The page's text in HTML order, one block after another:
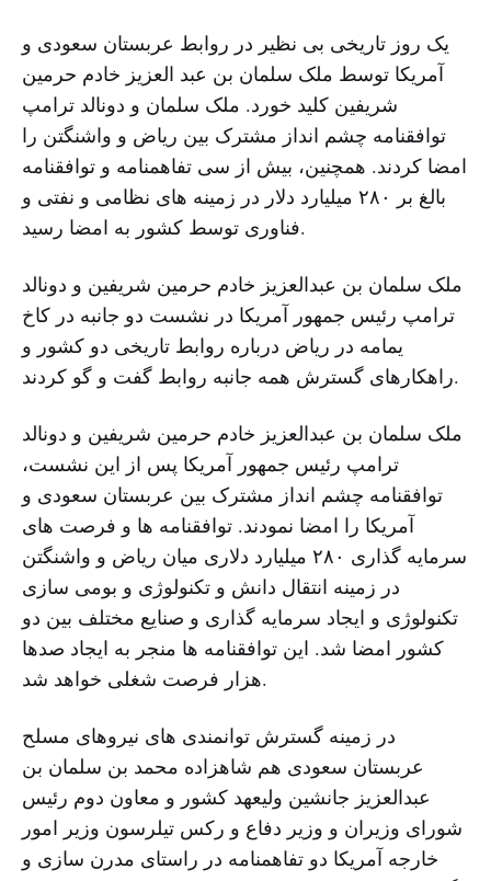
یک روز تاریخی بی نظیر در روابط عربستان سعودی و
آمریکا توسط ملک سلمان بن عبد العزیز خادم حرمین
شریفین کلید خورد. ملک سلمان و دونالد ترامپ
توافقنامه چشم انداز مشترک بین ریاض و واشنگتن را
امضا کردند. همچنین، بیش از سی تفاهمنامه و توافقنامه
بالغ بر ۲۸۰ میلیارد دلار در زمینه های نظامی و نفتی و
فناوری توسط کشور به امضا رسید.
ملک سلمان بن عبدالعزیز خادم حرمین شریفین و دونالد
ترامپ رئیس جمهور آمریکا در نشست دو جانبه در کاخ
یمامه در ریاض درباره روابط تاریخی دو کشور و
راهکارهای گسترش همه جانبه روابط گفت و گو کردند.
ملک سلمان بن عبدالعزیز خادم حرمین شریفین و دونالد
ترامپ رئیس جمهور آمریکا پس از این نشست،
توافقنامه چشم انداز مشترک بین عربستان سعودی و
آمریکا را امضا نمودند. توافقنامه ها و فرصت های
سرمایه گذاری ۲۸۰ میلیارد دلاری میان ریاض و واشنگتن
در زمینه انتقال دانش و تکنولوژی و بومی سازی
تکنولوژی و ایجاد سرمایه گذاری و صنایع مختلف بین دو
کشور امضا شد. این توافقنامه ها منجر به ایجاد صدها
هزار فرصت شغلی خواهد شد.
در زمینه گسترش توانمندی های نیروهای مسلح
عربستان سعودی هم شاهزاده محمد بن سلمان بن
عبدالعزیز جانشین ولیعهد کشور و معاون دوم رئیس
شورای وزیران و وزیر دفاع و رکس تیلرسون وزیر امور
خارجه آمریکا دو تفاهمنامه در راستای مدرن سازی و